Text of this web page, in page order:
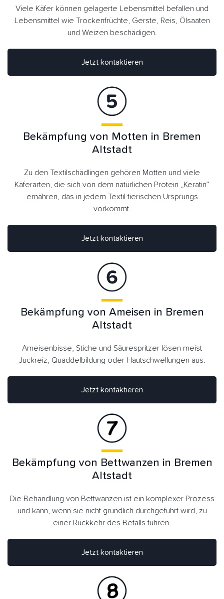
Jetzt kontaktieren
Viele Käfer können gelagerte Lebensmittel befallen und
Lebensmittel wie Trockenfrüchte, Gerste, Reis, Ölsaaten
und Weizen beschädigen.
Bekämpfung von Motten in Bremen
Altstadt
Zu den Textilschädlingen gehören Motten und viele
Käferarten, die sich von dem natürlichen Protein „Keratin“
ernähren, das in jedem Textil tierischen Ursprungs
vorkommt.
Jetzt kontaktieren
Jetzt kontaktieren
Bekämpfung von Ameisen in Bremen
Altstadt
Ameisenbisse, Stiche und Säurespritzer lösen meist
Juckreiz, Quaddelbildung oder Hautschwellungen aus.
Bekämpfung von Bettwanzen in Bremen
Altstadt
Die Behandlung von Bettwanzen ist ein komplexer Prozess
und kann, wenn sie nicht gründlich durchgeführt wird, zu
einer Rückkehr des Befalls führen.
Jetzt kontaktieren